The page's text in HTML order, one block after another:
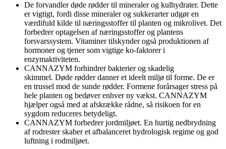
De forvandler døde rødder til mineraler og kulhydrater. Dette
er vigtigt, fordi disse mineraler og sukkerarter udgør en
værdifuld kilde til næringsstoffer til planten og mikrolivet. Det
forbedrer optagelsen af ​​næringsstoffer og plantens
forsvarssystem. Vitaminer tilskynder også produktionen af ​​
hormoner og tjener som vigtige ko-faktorer i
enzymaktiviteten.
CANNAZYM forhindrer bakterier og skadelig
skimmel. Døde rødder danner et ideelt miljø til forme. De er
en trussel mod de sunde rødder. Formene forårsager stress på
hele planten og bedøver enhver ny vækst. CANNAZYM
hjælper også med at afskrække rådne, så risikoen for en
sygdom reduceres betydeligt.
CANNAZYM forbedrer jordmiljøet. En hurtig nedbrydning
af rodrester skaber et afbalanceret hydrologisk regime og god
luftning i rodmiljøet.